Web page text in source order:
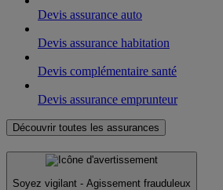
Devis assurance auto
Devis assurance habitation
Devis complémentaire santé
Devis assurance emprunteur
Découvrir toutes les assurances
Soyez vigilant - Agissement frauduleux